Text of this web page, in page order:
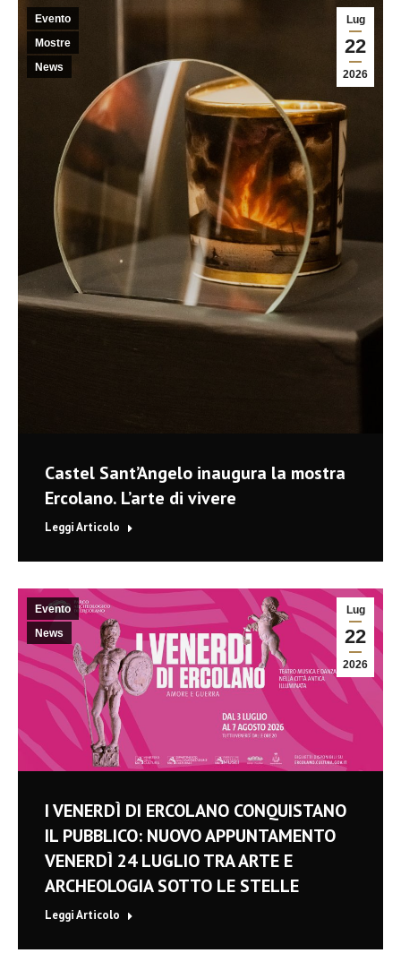
Lug
22
2026
Evento
Mostre
News
Castel Sant’Angelo inaugura la mostra
Ercolano. L’arte di vivere
Leggi Articolo
Lug
22
2026
Evento
News
I VENERDÌ DI ERCOLANO CONQUISTANO
IL PUBBLICO: NUOVO APPUNTAMENTO
VENERDÌ 24 LUGLIO TRA ARTE E
ARCHEOLOGIA SOTTO LE STELLE
Leggi Articolo